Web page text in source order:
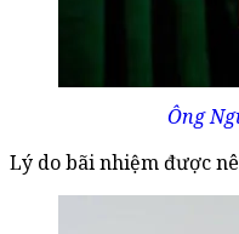
Ông
Lý do bãi nhiệm được